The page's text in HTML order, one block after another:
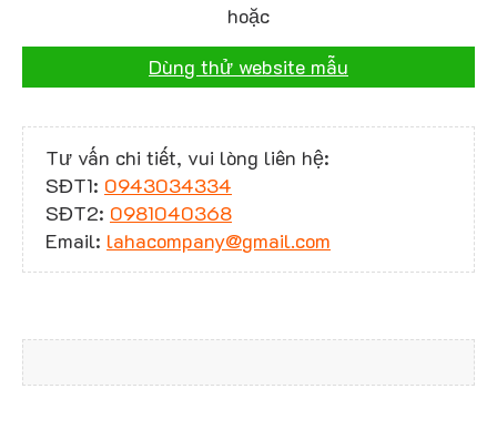
hoặc
Dùng thử website mẫu
Tư vấn chi tiết, vui lòng liên hệ:
SĐT1: 0943034334
SĐT2: 0981040368
Email: lahacompany@gmail.com